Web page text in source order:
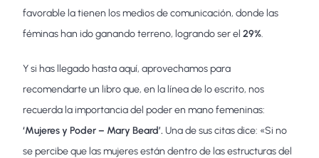
favorable la tienen los medios de comunicación, donde las
féminas han ido ganando terreno, logrando ser el29%.
Y si has llegado hasta aquí, aprovechamos para
recomendarte un libro que, en la línea de lo escrito, nos
recuerda la importancia del poder en mano femeninas:
‘Mujeres y Poder – Mary Beard’. Una de sus citas dice: «Si no
se percibe que las mujeres están dentro de las estructuras del